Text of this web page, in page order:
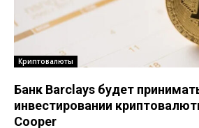
Криптовалюты
Банк Barclays будет
инвестировании
Cooper